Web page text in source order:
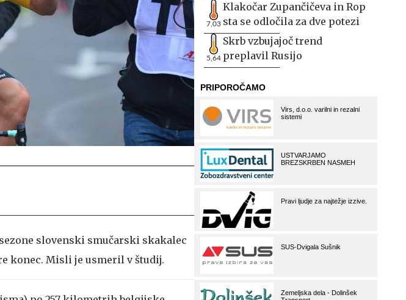
slovenski smučarski skakalec
konec. Misli je usmeril v študij.
7,03
Klakočar Zupančičeva in Rop
sta se odločila za dve potezi
5,64
Skrb vzbujajoč trend
preplavil Rusijo